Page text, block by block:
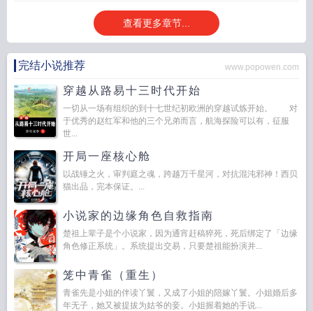
查看更多章节...
完结小说推荐 www.popowen.com
穿越从路易十三时代开始
一切从一场有组织的到十七世纪初欧洲的穿越试炼开始。 对
于优秀的赵红军和他的三个兄弟而言，航海探险可以有，征服
世...
开局一座核心舱
以战锤之火，审判庭之魂，跨越万千星河，对抗混沌邪神！西贝
猫出品，完本保证。...
小说家的边缘角色自救指南
楚祖上辈子是个小说家，因为通宵赶稿猝死，死后绑定了「边缘
角色修正系统」。系统提出交易，只要楚祖能扮演并...
笼中青雀（重生）
青雀先是小姐的伴读丫鬟，又成了小姐的陪嫁丫鬟。小姐婚后多
年无子，她又被提拔为姑爷的妾。小姐握着她的手说...